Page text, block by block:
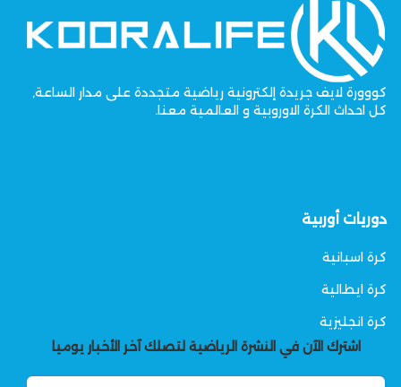
كووورة لايف جريدة إلكترونية رياضية متجددة على مدار الساعة,
كل احداث الكرة الاوروبية و العالمية معنا.
دوريات أوربية
كرة اسبانية
كرة ايطالية
كرة انجليزية
اشترك الآن في النشرة الرياضية لتصلك آخر الأخبار يوميا